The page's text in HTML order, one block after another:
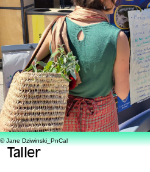
© Jane Dziwinski_PnCal
Taller